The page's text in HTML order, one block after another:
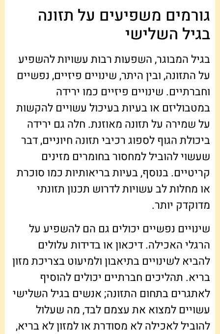
גורמים משפיעים על תזונה
בגיל השלישי
בגיל המבוגר, השפעות רבות עשויות להשפיע
על התזונה, ובין היתר, שינויים פיזיים, נפשיים
וחברתיים. שינויים פיזיים כמו ירידה
במטבוליזם או בעיות בעיכול עשויים להקשות
על שמירה על תזונה מאוזנת. חלה גם ירידה
ביכולת הגוף לספוג רכיבי תזונה חיוניים, דבר
שעשוי להוביל למחסור בחומרים מזינים
קריטיים. בנוסף, בעיות בריאותיות כמו סוכרת
או מחלות לב עשויות לדרוש תכנון תזונתי
מדוקדק יותר.
שינויים נפשיים יכולים גם הם להשפיע על
הרגלי האכילה. דיכאון או בדידות עלולים
להביא לשינויים בתיאבון ולמיעוט בצריכת מזון
בריא. תהליכים חברתיים יכולים להוסיף
לאתגרים בתחום התזונה; אנשים בגיל השלישי
עשויים למצוא את עצמם לבד, מה שעלול
להוביל לאכילה לא מסודרת או למזון לא בריא,